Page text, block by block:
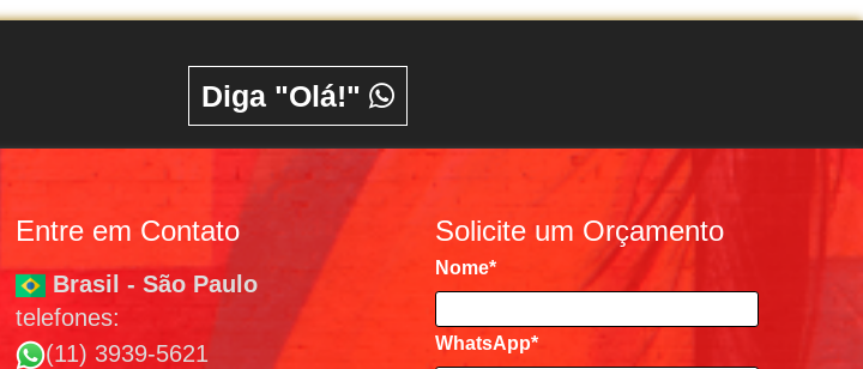
Diga "Olá!"
Entre em Contato
Brasil - São Paulo
telefones:
(11) 3939-5621
Solicite um Orçamento
Nome*
WhatsApp*